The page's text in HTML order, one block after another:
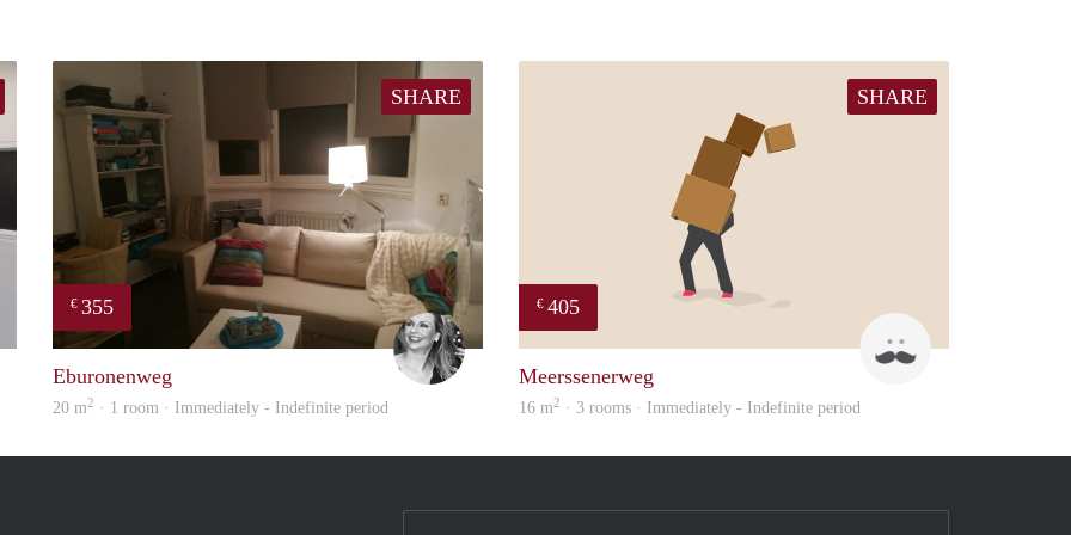
SHARE
€ 355
Eburonenweg
20 m2 · 1 room · Immediately - Indefinite period
SHARE
€ 405
Meerssenerweg
16 m2 · 3 rooms · Immediately - Indefinite period